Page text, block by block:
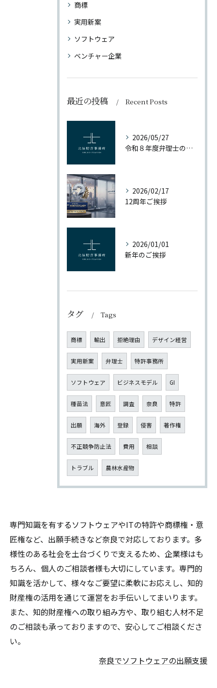
商標
実用新案
ソフトウェア
ベンチャー企業
最近の投稿 Recent Posts
2026/05/27
令和８年度弁理士の日の記念事業
2026/02/17
12周年ご挨拶
2026/01/01
新年のご挨拶
タグ Tags
商標 輸出 拒絶理由 デザイン経営
実用新案 弁理士 特許事務所
ソフトウェア ビジネスモデル GI
種苗法 意匠 調査 奈良 特許
出願 海外 登録 侵害 著作権
不正競争防止法 費用 相談
トラブル 農林水産物
専門知識を有するソフトウェアやITの特許や商標権・意
匠権など、出願手続きなど奈良で対応しております。多
様性のある社会を土台づくりで支えるため、企業様はも
ちろん、個人のご相談者様も大切にしています。専門的
知識を活かして、様々なご要望に柔軟にお応えし、知的
財産権の活用を通じて運営をお手伝いしてまいります。
また、知的財産権への取り組み方や、取り組む人材不足
のご相談も承っておりますので、安心してご相談くださ
い。
奈良でソフトウェアの出願支援